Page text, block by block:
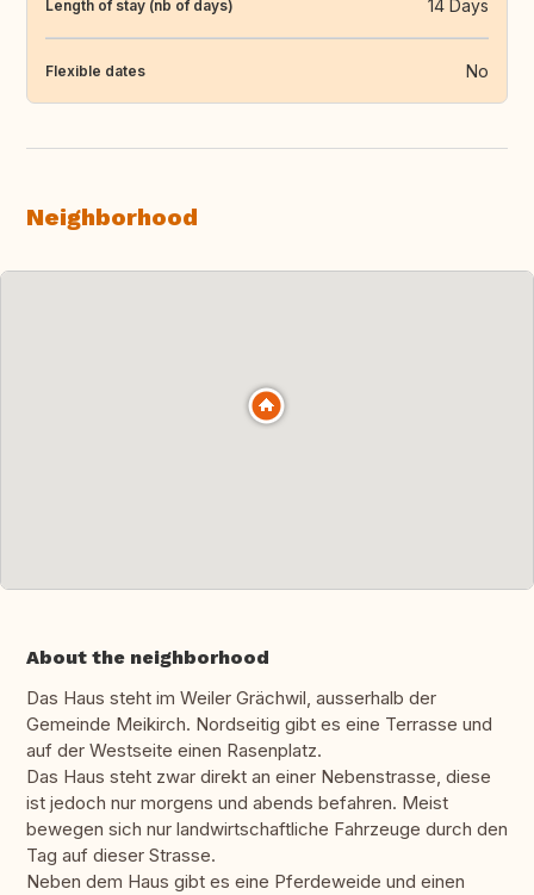
Length of stay (nb of days) 14 Days
Flexible dates No
Neighborhood
About the neighborhood
Das Haus steht im Weiler Grächwil, ausserhalb der
Gemeinde Meikirch. Nordseitig gibt es eine Terrasse und
auf der Westseite einen Rasenplatz.
Das Haus steht zwar direkt an einer Nebenstrasse, diese
ist jedoch nur morgens und abends befahren. Meist
bewegen sich nur landwirtschaftliche Fahrzeuge durch den
Tag auf dieser Strasse.
Neben dem Haus gibt es eine Pferdeweide und einen